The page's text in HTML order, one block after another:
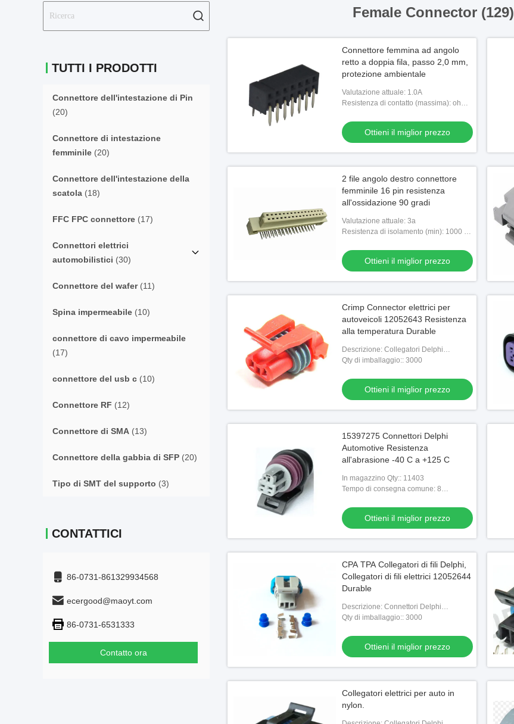
TUTTI I PRODOTTI
Connettore dell'intestazione di Pin
(20)
Connettore di intestazione
femminile (20)
Connettore dell'intestazione della
scatola (18)
FFC FPC connettore (17)
Connettori elettrici
automobilistici (30)
Connettore del wafer(11)
Spina impermeabile (10)
connettore di cavo impermeabile
(17)
connettore del usb c (10)
Connettore RF (12)
Connettore di SMA (13)
Connettore della gabbia di SFP (20)
Tipo di SMT del supporto (3)
CONTATTICI
86-0731-861329934568
ecergood@maoyt.com
86-0731-6531333
Contatto ora
Female Connector (129)
Connettore femmina ad angolo
retto a doppia fila, passo 2,0 mm,
protezione ambientale
Valutazione attuale: 1.0A
Resistenza di contatto (massima): ohm
Ottieni il miglior prezzo
2 file angolo destro connettore
femminile 16 pin resistenza
all'ossidazione 90 gradi
Valutazione attuale: 3a
Resistenza di isolamento (min): 1000 M
Ottieni il miglior prezzo
Crimp Connector elettrici per
autoveicoli 12052643 Resistenza
alla temperatura Durable
Descrizione: Collegatori Delphi
12052643 Cassa per autoveicoli
Qty di imballaggio:: 3000
Ottieni il miglior prezzo
15397275 Connettori Delphi
Automotive Resistenza
all'abrasione -40 C a +125 C
In magazzino Qty:: 11403
Tempo di consegna comune: 8
Ottieni il miglior prezzo
CPA TPA Collegatori di fili Delphi,
Collegatori di fili elettrici 12052644
Durable
Descrizione: Connettori Delphi
12052644 Alloggiamento
Qty di imballaggio:: 3000
Ottieni il miglior prezzo
Collegatori elettrici per auto in
nylon.